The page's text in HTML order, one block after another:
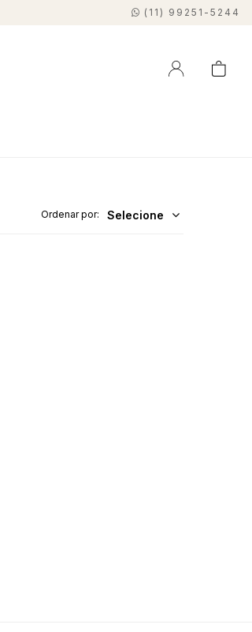
(11) 99251-5244
Ordenar por: Selecione